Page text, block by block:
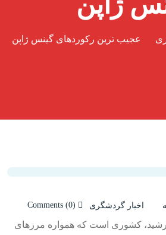
عجیب ترین رکوردهای گینس ژاپن
اخبار گردشگری
کشوری است که همواره مرزهای